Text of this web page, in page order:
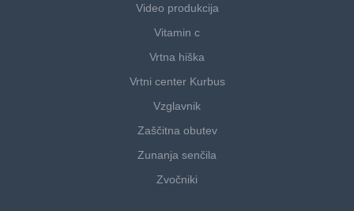
Video produkcija
Vitamin c
Vrtna hiška
Vrtni center Kurbus
Vzglavnik
Zaščitna obutev
Zunanja senčila
Zvočniki